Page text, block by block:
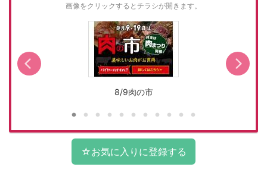
画像をクリックするとチラシが開きます。
8/9肉の市